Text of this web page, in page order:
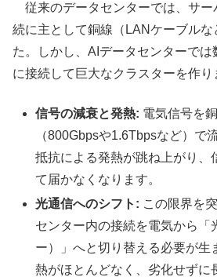
従来のデータセンターでは、サー
続に主として銅線（LANケーブルな
た。しかし、AIデータセンターで
に接続して巨大なクラスターを作り
信号の減衰と発熱: 電気信号を
（800Gbpsや1.6Tbpsなど）で
抵抗による発熱が跳ね上がり、
て届かなくなります。
光通信へのシフト: この限界を
センター内の接続を電気から「
ー）」へと切り替える必要が生
熱がほとんどなく、劣化せずに